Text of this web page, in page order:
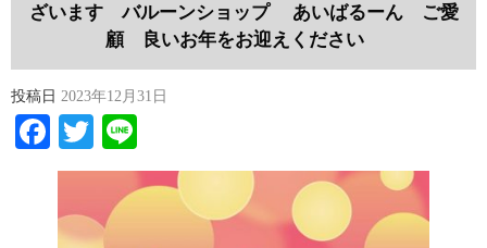
ざいます バルーンショップ あいばるーん ご愛
顧 良いお年をお迎えください
投稿日 2023年12月31日
Facebook
Twitter